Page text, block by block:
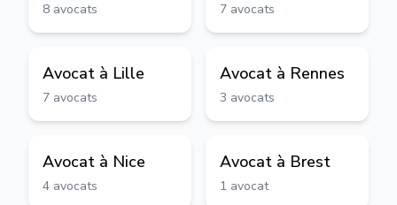
8 avocats 7 avocats
Avocat à Lille
7 avocats
Avocat à Rennes
3 avocats
Avocat à Nice
4 avocats
Avocat à Brest
1 avocat